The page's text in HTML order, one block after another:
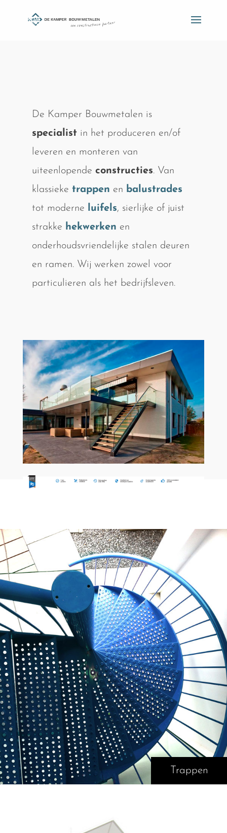
De Kamper Bouwmetalen is
specialistin het produceren en/of
leveren en monteren van
uiteenlopende constructies. Van
klassieke trappen en balustrades
tot moderne luifels, sierlijke of juist
strakke hekwerken en
onderhoudsvriendelijke stalen deuren
en ramen. Wij werken zowel voor
particulieren als het bedrijfsleven.
Trappen